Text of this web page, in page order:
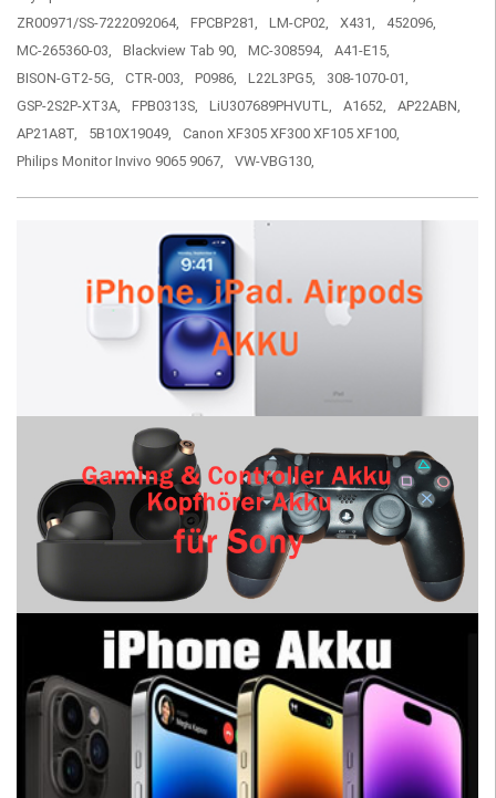
ZR00971/SS-7222092064,
FPCBP281, LM-CP02, X431,
452096,
MC-265360-03,
Blackview Tab 90, MC-308594,
A41-E15,
BISON-GT2-5G,
CTR-003, P0986, L22L3PG5,
308-1070-01,
GSP-2S2P-XT3A,
FPB0313S, LiU307689PHVUTL, A1652,
AP22ABN,
AP21A8T,
5B10X19049,
Canon XF305 XF300 XF105 XF100,
Philips Monitor Invivo 9065 9067,
VW-VBG130,